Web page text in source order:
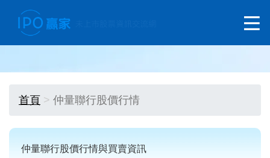
首頁 仲量聯行股價行情
仲量聯行股價行情與買賣資訊